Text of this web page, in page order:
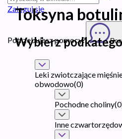
Zaloguj się
Potrzebujesz pomocy?
Toksyna
Wybierz
Leki zwiotczające
obwodowo(0)
Pochodne choliny(0
Inne